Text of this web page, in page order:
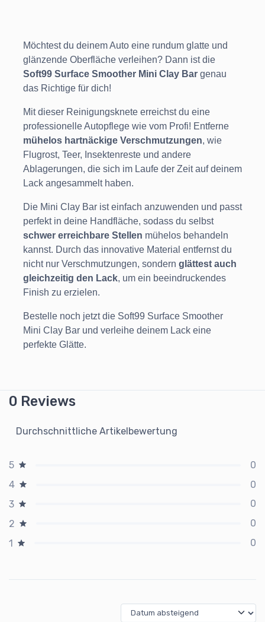
Möchtest du deinem Auto eine rundum glatte und
glänzende Oberfläche verleihen? Dann ist die
Soft99 Surface Smoother Mini Clay Bar genau
das Richtige für dich!
Mit dieser Reinigungsknete erreichst du eine
professionelle Autopflege wie vom Profi! Entferne
mühelos hartnäckige Verschmutzungen, wie
Flugrost, Teer, Insektenreste und andere
Ablagerungen, die sich im Laufe der Zeit auf deinem
Lack angesammelt haben.
Die Mini Clay Bar ist einfach anzuwenden und passt
perfekt in deine Handfläche, sodass du selbst
schwer erreichbare Stellen mühelos behandeln
kannst. Durch das innovative Material entfernst du
nicht nur Verschmutzungen, sondern glättest auch
gleichzeitig den Lack, um ein beeindruckendes
Finish zu erzielen.
Bestelle noch jetzt die Soft99 Surface Smoother
Mini Clay Bar und verleihe deinem Lack eine
perfekte Glätte.
0 Reviews
Durchschnittliche Artikelbewertung
5
0
4
0
3
0
2
0
1
0